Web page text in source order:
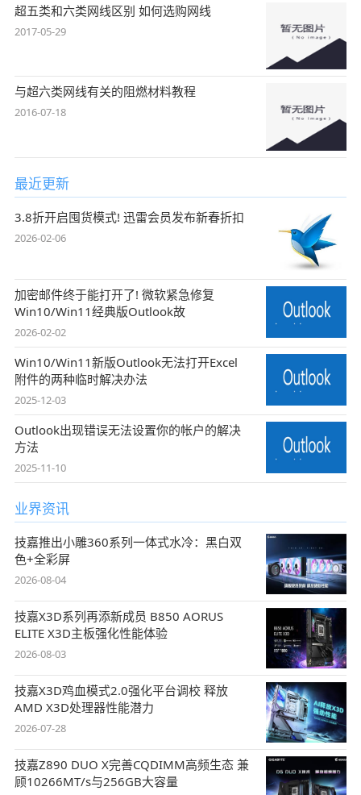
超五类和六类网线区别 如何选购网线
2017-05-29
与超六类网线有关的阻燃材料教程
2016-07-18
最近更新
3.8折开启囤货模式! 迅雷会员发布新春折扣
2026-02-06
加密邮件终于能打开了! 微软紧急修复
Win10/Win11经典版Outlook故
2026-02-02
Win10/Win11新版Outlook无法打开Excel
附件的两种临时解决办法
2025-12-03
Outlook出现错误无法设置你的帐户的解决
方法
2025-11-10
业界资讯
技嘉推出小雕360系列一体式水冷：黑白双
色+全彩屏
2026-08-04
技嘉X3D系列再添新成员 B850 AORUS
ELITE X3D主板强化性能体验
2026-08-03
技嘉X3D鸡血模式2.0强化平台调校 释放
AMD X3D处理器性能潜力
2026-07-28
技嘉Z890 DUO X完善CQDIMM高频生态 兼
顾10266MT/s与256GB大容量